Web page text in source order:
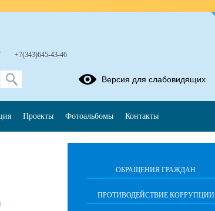
ОБРАЩЕНИЯ ГРАЖДАН
ПРОТИВОДЕЙСТВИЕ КОРРУПЦИИ
+7(343)645-43-46
Версия для слабовидящих
Проекты Фотоальбомы Контакты